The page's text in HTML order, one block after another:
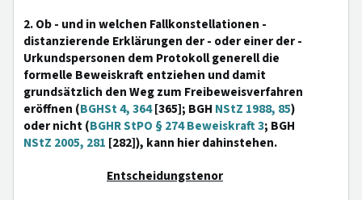
2. Ob - und in welchen Fallkonstellationen -
distanzierende Erklärungen der - oder einer der -
Urkundspersonen dem Protokoll generell die
formelle Beweiskraft entziehen und damit
grundsätzlich den Weg zum Freibeweisverfahren
eröffnen (BGHSt 4, 364[365]; BGH NStZ 1988, 85)
oder nicht (BGHR StPO § 274 Beweiskraft 3; BGH
NStZ 2005, 281 [282]), kann hier dahinstehen.
Entscheidungstenor